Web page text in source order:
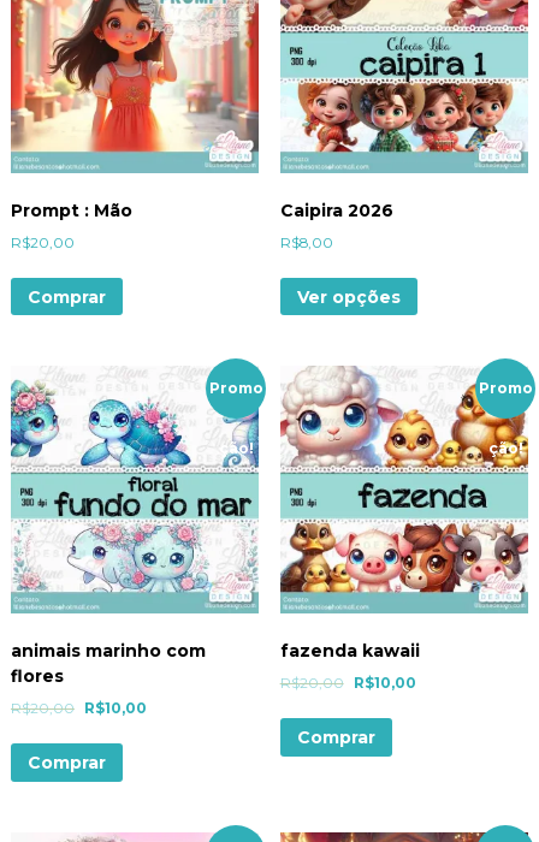
Prompt : Mão
R$20,00
Comprar
Caipira 2026
R$8,00
Ver opções
Promo
ção!
animais marinho com
flores
R$20,00 R$10,00
Comprar
Promo
ção!
fazenda kawaii
R$20,00 R$10,00
Comprar